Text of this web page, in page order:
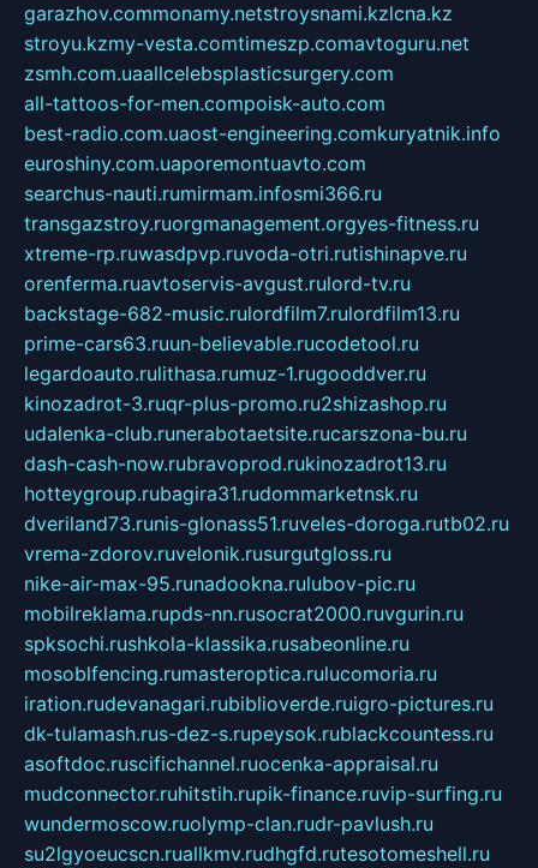
garazhov.commonamy.netstroysnami.kzlcna.kz
stroyu.kzmy-vesta.comtimeszp.comavtoguru.net
zsmh.com.uaallcelebsplasticsurgery.com
all-tattoos-for-men.compoisk-auto.com
best-radio.com.uaost-engineering.comkuryatnik.info
euroshiny.com.uaporemontuavto.com
searchus-nauti.rumirmam.infosmi366.ru
transgazstroy.ruorgmanagement.orgyes-fitness.ru
xtreme-rp.ruwasdpvp.ruvoda-otri.rutishinapve.ru
orenferma.ruavtoservis-avgust.rulord-tv.ru
backstage-682-music.rulordfilm7.rulordfilm13.ru
prime-cars63.ruun-believable.rucodetool.ru
legardoauto.rulithasa.rumuz-1.rugooddver.ru
kinozadrot-3.ruqr-plus-promo.ru2shizashop.ru
udalenka-club.runerabotaetsite.rucarszona-bu.ru
dash-cash-now.rubravoprod.rukinozadrot13.ru
hotteygroup.rubagira31.rudommarketnsk.ru
dveriland73.runis-glonass51.ruveles-doroga.rutb02.ru
vrema-zdorov.ruvelonik.rusurgutgloss.ru
nike-air-max-95.runadookna.rulubov-pic.ru
mobilreklama.rupds-nn.rusocrat2000.ruvgurin.ru
spksochi.rushkola-klassika.rusabeonline.ru
mosoblfencing.rumasteroptica.rulucomoria.ru
iration.rudevanagari.rubiblioverde.ruigro-pictures.ru
dk-tulamash.rus-dez-s.rupeysok.rublackcountess.ru
asoftdoc.ruscifichannel.ruocenka-appraisal.ru
mudconnector.ruhitstih.rupik-finance.ruvip-surfing.ru
wundermoscow.ruolymp-clan.rudr-pavlush.ru
su2lgyoeucscn.ruallkmv.rudhgfd.rutesotomeshell.ru